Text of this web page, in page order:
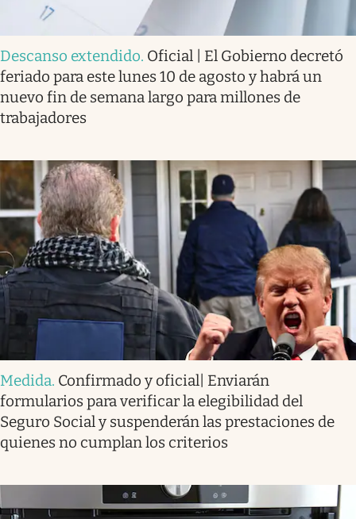
Descanso extendido. Oficial | El Gobierno decretó
feriado para este lunes 10 de agosto y habrá un
nuevo fin de semana largo para millones de
trabajadores
Medida. Confirmado y oficial| Enviarán
formularios para verificar la elegibilidad del
Seguro Social y suspenderán las prestaciones de
quienes no cumplan los criterios